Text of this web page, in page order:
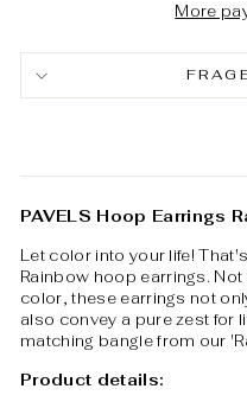
More
PAVELS Hoop Earrings
Let color into your life!
Rainbow hoop earrings.
color, these earrings not
also convey a pure zest for
matching bangle from our
Product details: